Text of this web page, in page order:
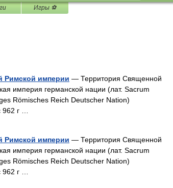
Игры ⚽
Римской империи — Территория Священной
империя германской нации (лат. Sacrum
Römisches Reich Deutscher Nation)
г …
Римской империи — Территория Священной
империя германской нации (лат. Sacrum
Römisches Reich Deutscher Nation)
г …